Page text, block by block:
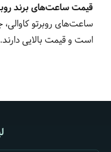
قیمت ساعت‌های برند
ساعت‌های روبرتو
است و قیمت بالایی دارند.